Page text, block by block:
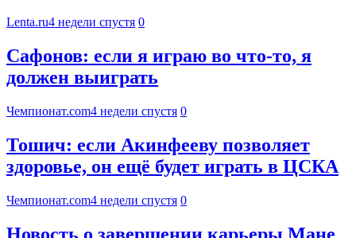
Lenta.ru4 недели спустя 0
Сафонов: если я играю во что-то, я
должен выиграть
Чемпионат.com4 недели спустя 0
Тошич: если Акинфееву позволяет
здоровье, он ещё будет играть в ЦСКА
Чемпионат.com4 недели спустя 0